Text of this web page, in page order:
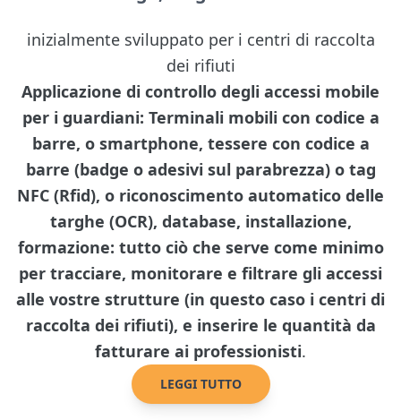
inizialmente sviluppato per i centri di raccolta
dei rifiuti
Applicazione di controllo degli accessi mobile
per i guardiani: Terminali mobili con codice a
barre, o smartphone, tessere con codice a
barre (badge o adesivi sul parabrezza) o tag
NFC (Rfid), o riconoscimento automatico delle
targhe (OCR), database, installazione,
formazione: tutto ciò che serve come minimo
per tracciare, monitorare e filtrare gli accessi
alle vostre strutture (in questo caso i centri di
raccolta dei rifiuti), e inserire le quantità da
fatturare ai professionisti.
LEGGI TUTTO